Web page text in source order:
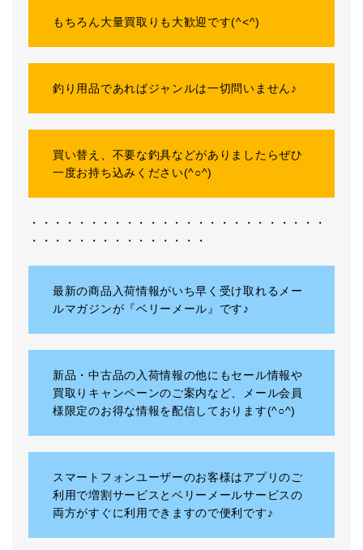
もちろん大量買取りも大歓迎です(^<^)
釣り用品であればジャンルは一切問いません♪
買い替え、不要な釣具などがありましたらぜひ
一度お持ち込みください(^○^)
・・・・・・・・・・・・・・・・・・・・・・・・・
・・・・・・・・・・・・・・・
最新の商品入荷情報がいち早く受け取れるメー
ルマガジンが『ベリーメール』です♪
新品・中古品の入荷情報の他にもセール情報や
買取りキャンペーンのご案内など、メール会員
様限定のお得な情報を配信しております(^○^)
スマートフォンユーザーのお客様はアプリのご
利用で増割サービスとベリーメールサービスの
両方がすぐに利用できますので便利です♪